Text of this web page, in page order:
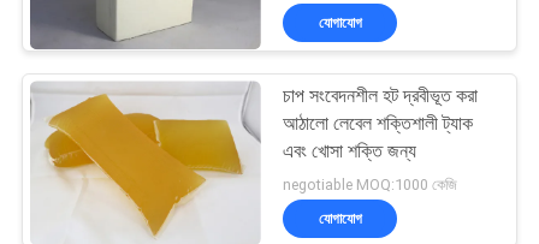
হট গলানো পিএসএ
যোগাযোগ
চাপ সংবেদনশীল হট দ্রবীভূত করা
আঠালো লেবেল শক্তিশালী ট্যাক
এবং খোসা শক্তি জন্য
negotiable MOQ:1000 কেজি
যোগাযোগ